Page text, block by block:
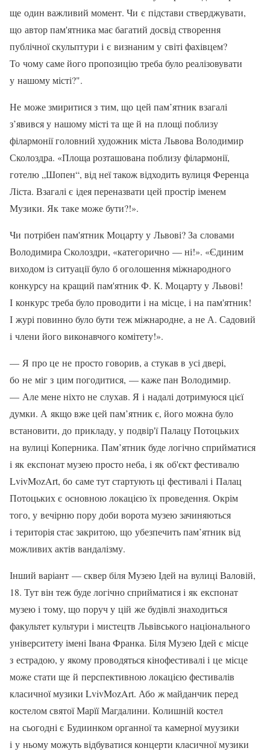
ще один важливий момент. Чи є підстави стверджувати,
що автор пам'ятника має багатий досвід створення
публічної скульптури і є визнаним у світі фахівцем?
То чому саме його пропозицію треба було реалізовувати
у нашому місті?".
Не може змиритися з тим, що цей пам’ятник взагалі
з’явився у нашому місті та ще й на площі поблизу
філармонії головний художник міста Львова Володимир
Сколоздра. «Площа розташована поблизу філармонії,
готелю „Шопен“, від неї також відходить вулиця Ференца
Ліста. Взагалі є ідея переназвати цей простір іменем
Музики. Як таке може бути?!».
Чи потрібен пам'ятник Моцарту у Львові? За словами
Володимира Сколоздри, «категорично — ні!». «Єдиним
виходом із ситуації було б оголошення міжнародного
конкурсу на кращий пам'ятник Ф. К. Моцарту у Львові!
І конкурс треба було проводити і на місце, і на пам'ятник!
І журі повинно було бути теж міжнародне, а не А. Садовий
і члени його виконавчого комітету!».
— Я про це не просто говорив, а стукав в усі двері,
бо не міг з цим погодитися, — каже пан Володимир.
— Але мене ніхто не слухав. Я і надалі дотримуюся цієї
думки. А якщо вже цей пам’ятник є, його можна було
встановити, до прикладу, у подвір'ї Палацу Потоцьких
на вулиці Коперника. Пам’ятник буде логічно сприйматися
і як експонат музею просто неба, і як об'єкт фестивалю
LvivMozArt, бо саме тут стартують ці фестивалі і Палац
Потоцьких є основною локацією їх проведення. Окрім
того, у вечірню пору доби ворота музею зачиняються
і територія стає закритою, що убезпечить пам’ятник від
можливих актів вандалізму.
Інший варіант — сквер біля Музею Ідей на вулиці Валовій,
18. Тут він теж буде логічно сприйматися і як експонат
музею і тому, що поруч у цій же будівлі знаходиться
факультет культури і мистецтв Львівського національного
університету імені Івана Франка. Біля Музею Ідей є місце
з естрадою, у якому проводяться кінофестивалі і це місце
може стати ще й перспективною локацією фестивалів
класичної музики LvivMozArt. Або ж майданчик перед
костелом святої Марїї Магдалини. Колишній костел
на сьогодні є Будиинком органної та камерної муузики
і у ньому можуть відбуватися концерти класичної музики